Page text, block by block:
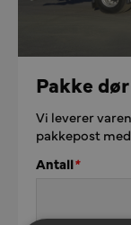
Pakke
Vi leverer
pakkepost
Antall*